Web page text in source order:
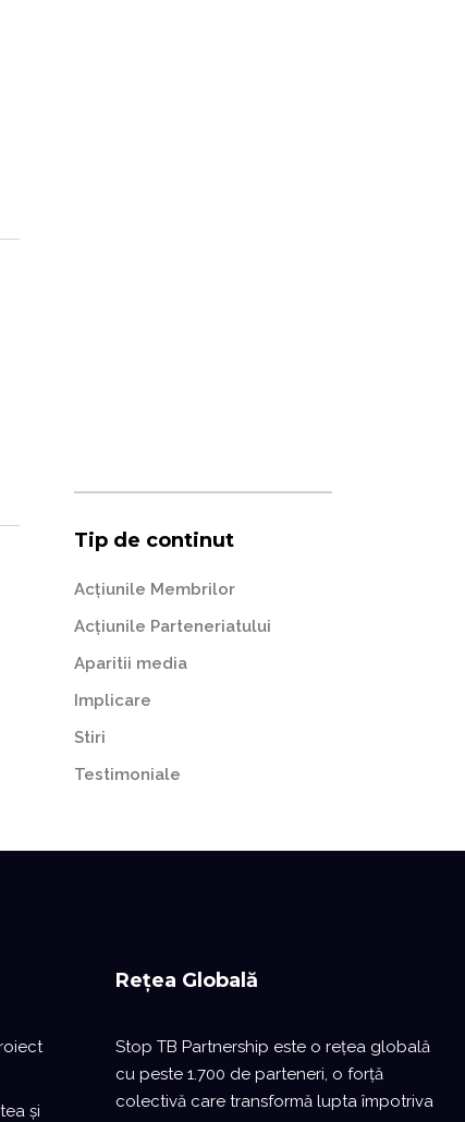
Tip de continut
Acțiunile Membrilor
Acțiunile Parteneriatului
Aparitii media
Implicare
Stiri
Testimoniale
și
Rețea Globală
Stop TB Partnership este o reţea globală
cu peste 1.700 de parteneri, o forță
colectivă care transformă lupta împotriva